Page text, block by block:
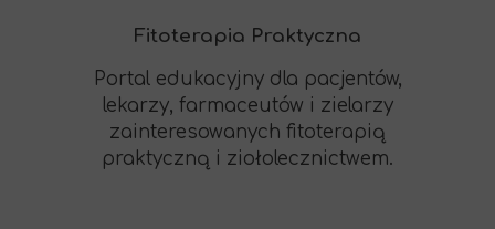
Fitoterapia Praktyczna
Portal edukacyjny dla pacjentów,
lekarzy, farmaceutów i zielarzy
zainteresowanych fitoterapią
praktyczną i ziołolecznictwem.